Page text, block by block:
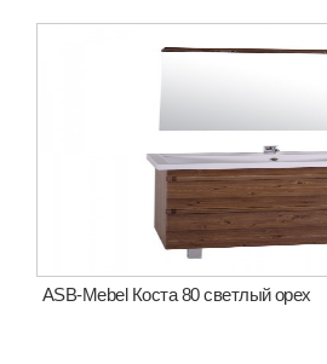
ASB-Mebel Коста 80 светлый орех